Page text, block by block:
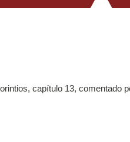
capítulo 13, comentado